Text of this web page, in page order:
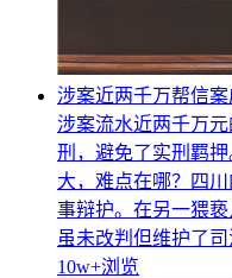
涉案近两千万帮信
涉案流水近两千万
刑，避免了实刑羁
大，难点在哪？四
事辩护。在另一猥亵
虽未改判但维护了司
10w+浏览